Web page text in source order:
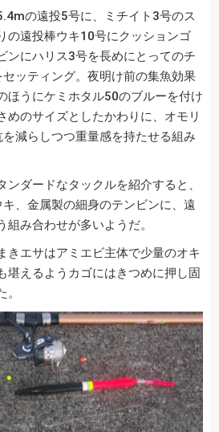
の遠投5号に、ミチイト3号のス
の遠投棒ウキ10号にクッションゴ
ンにハリス3号を長めにとってのチ
ッティング。夜明け前の集魚効果
ほうにケミホタル50のブルーを付け
めのサイズとしたかわりに、オモリ
減らしつつ重量感を持たせる組み
ダードなタックルを紹介すると、
、金属製の細身のテンビンに、遠
み合わせが多いようだ。
きエサはアミエビ主体で少量のオキ
堪えるようカゴにはきつめに押し固